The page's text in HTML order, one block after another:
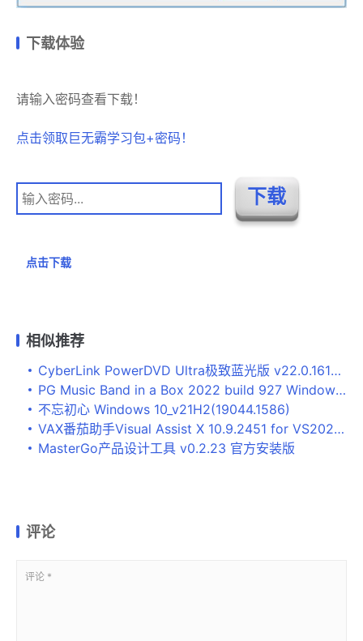
下载体验
请输入密码查看下载！
点击领取巨无霸学习包+密码！
点击下载
相似推荐
CyberLink PowerDVD Ultra极致蓝光版 v22.0.1614.62 中文激活版(附教程)
PG Music Band in a Box 2022 build 927 Windows 中文完整破解版(附安装教程)
不忘初心 Windows 10_v21H2(19044.1586)
VAX番茄助手Visual Assist X 10.9.2451 for VS2022 免费破解版(附key+方法) 64位
MasterGo产品设计工具 v0.2.23 官方安装版
评论